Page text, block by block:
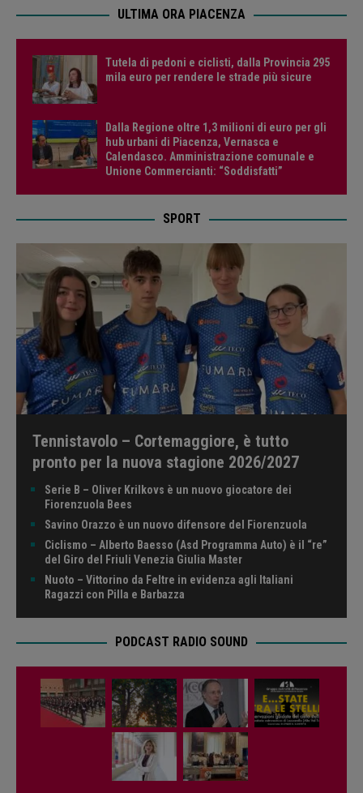
ULTIMA ORA PIACENZA
Tutela di pedoni e ciclisti, dalla Provincia 295
mila euro per rendere le strade più sicure
Dalla Regione oltre 1,3 milioni di euro per gli
hub urbani di Piacenza, Vernasca e
Calendasco. Amministrazione comunale e
Unione Commercianti: “Soddisfatti”
SPORT
Tennistavolo – Cortemaggiore, è tutto
pronto per la nuova stagione 2026/2027
Serie B – Oliver Krilkovs è un nuovo giocatore dei
Fiorenzuola Bees
Savino Orazzo è un nuovo difensore del Fiorenzuola
Ciclismo – Alberto Baesso (Asd Programma Auto) è il “re”
del Giro del Friuli Venezia Giulia Master
Nuoto – Vittorino da Feltre in evidenza agli Italiani
Ragazzi con Pilla e Barbazza
PODCAST RADIO SOUND